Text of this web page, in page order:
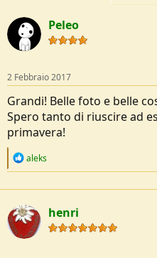
e
D
s
u
s
i
o
e
z
Peleo
2 Febbraio 2017
Grandi! Belle foto e belle
Spero tanto di riuscire ad
primavera!
R
c
t
i
o
n
aleks
henri